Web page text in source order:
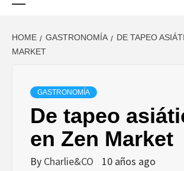
OCIO,
HOME GASTRONOMÍA
DE TAPEO
MARKET
GASTRONOMÍA
De tapeo
en Zen Market
By Charlie&CO 10 años ago